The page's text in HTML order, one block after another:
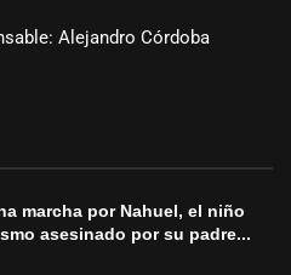
Alejandro Córdoba
marcha por Nahuel, el niño
asesinado por su padre...